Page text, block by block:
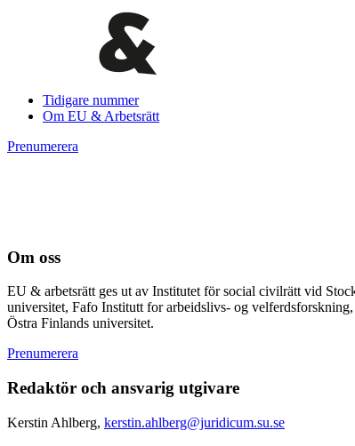
Tidigare nummer
Om EU & Arbetsrätt
Prenumerera
Om oss
EU & arbetsrätt ges ut av Institutet för social civilrätt vid
universitet, Fafo Institutt for arbeidslivs- og
Östra Finlands universitet.
Prenumerera
Redaktör och ansvarig utgivare
Kerstin Ahlberg, kerstin.ahlberg@juridicum.su.se